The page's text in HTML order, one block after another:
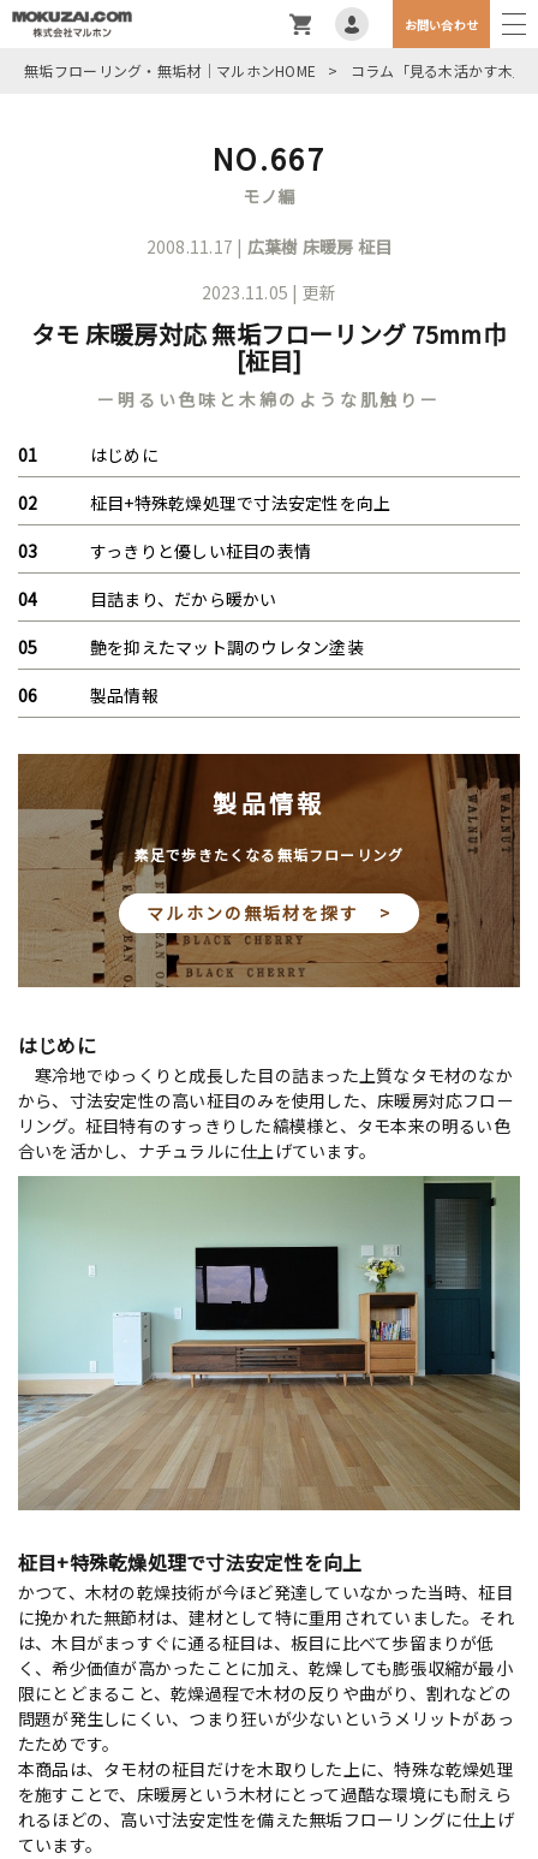
お問い合わせ
無垢フローリング・無垢材｜マルホンHOME > コラム「見る木活かす木」
NO.667
モノ編
2008.11.17 | 広葉樹 床暖房 柾目
2023.11.05 | 更新
タモ 床暖房対応 無垢フローリング 75mm巾
[柾目]
ー明るい色味と木綿のような肌触りー
はじめに
柾目+特殊乾燥処理で寸法安定性を向上
すっきりと優しい柾目の表情
目詰まり、だから暖かい
艶を抑えたマット調のウレタン塗装
製品情報
製品情報
素足で歩きたくなる無垢フローリング
マルホンの無垢材を探す >
はじめに
寒冷地でゆっくりと成長した目の詰まった上質なタモ材のなか
から、寸法安定性の高い柾目のみを使用した、床暖房対応フロー
リング。柾目特有のすっきりした縞模様と、タモ本来の明るい色
合いを活かし、ナチュラルに仕上げています。
柾目+特殊乾燥処理で寸法安定性を向上
かつて、木材の乾燥技術が今ほど発達していなかった当時、柾目
に挽かれた無節材は、建材として特に重用されていました。それ
は、木目がまっすぐに通る柾目は、板目に比べて歩留まりが低
く、希少価値が高かったことに加え、乾燥しても膨張収縮が最小
限にとどまること、乾燥過程で木材の反りや曲がり、割れなどの
問題が発生しにくい、つまり狂いが少ないというメリットがあっ
たためです。
本商品は、タモ材の柾目だけを木取りした上に、特殊な乾燥処理
を施すことで、床暖房という木材にとって過酷な環境にも耐えら
れるほどの、高い寸法安定性を備えた無垢フローリングに仕上げ
ています。